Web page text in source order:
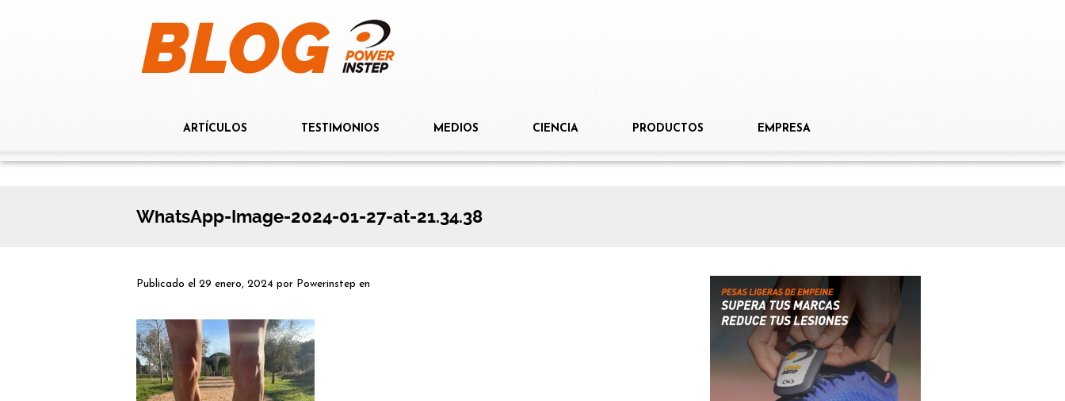
ARTÍCULOS TESTIMONIOS MEDIOS CIENCIA PRODUCTOS EMPRESA
WhatsApp-Image-2024-01-27-at-21.34.38
Publicado el 29 enero, 2024 por Powerinstep en